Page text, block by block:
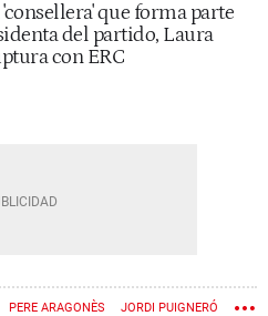
que forma parte
del partido, Laura
con ERC
PERE ARAGONÈS JORDI PUIGNERÓ